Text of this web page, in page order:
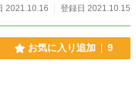
2021.10.16
登録日 2021.10.15
お気に入り追加 9